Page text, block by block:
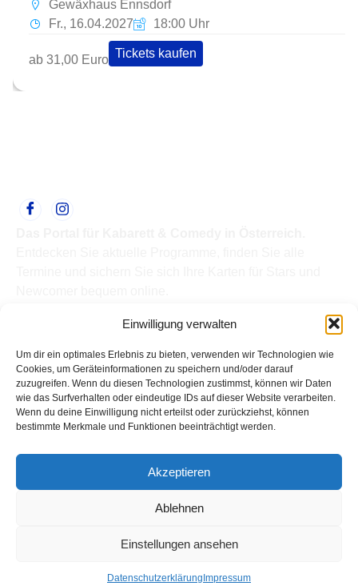
Einwilligung verwalten
Um dir ein optimales Erlebnis zu bieten, verwenden wir Technologien wie
Cookies, um Geräteinformationen zu speichern und/oder darauf
zuzugreifen. Wenn du diesen Technologien zustimmst, können wir Daten
wie das Surfverhalten oder eindeutige IDs auf dieser Website verarbeiten.
Wenn du deine Einwilligung nicht erteilst oder zurückziehst, können
bestimmte Merkmale und Funktionen beeinträchtigt werden.
Akzeptieren
Ablehnen
Einstellungen ansehen
Datenschutzerklärung Impressum
Gewäxhaus Ennsdorf
Fr., 16.04.2027
18:00 Uhr
ab 31,00 Euro Tickets kaufen
Termine
Kabarettisten
Spielorte
Top Links
Kabarettisten in Österreich: Aktuelle Stars & Programme
Kontakt